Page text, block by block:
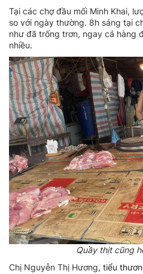
Tại các chợ đầu mối Minh Khai,
so với ngày thường. 8h sáng tại
như đã trống trơn, ngay cả hàng
nhiều.
Quầy thịt cũng
Chị Nguyễn Thị Hương, tiểu